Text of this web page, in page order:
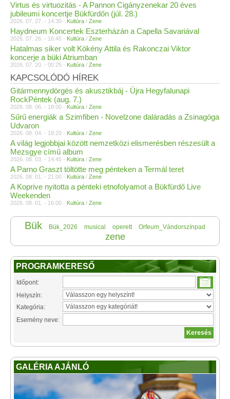
Virtus és virtuozitás - A Pannon Cigányzenekar 20 éves
jubileumi koncertje Bükfürdőn (júl. 28.)
2026. 07. 27. - 14:30 - Kultúra / Zene
Haydneum Koncertek Eszterházán a Capella Savariával
2026. 07. 26. - 16:45 - Kultúra / Zene
Hatalmas siker volt Kökény Attila és Rakonczai Viktor
koncerje a büki Atriumban
2026. 07. 20. - 00:25 - Kultúra / Zene
KAPCSOLÓDÓ HÍREK
Gitármennydörgés és akusztikbáj - Újra Hegyfalunapi
RockPéntek (aug. 7.)
2026. 08. 06. - 18:00 - Kultúra / Zene
Sűrű energiák a Szimfiben - Novelzone daláradás a Zsinagóga
Udvaron
2026. 08. 04. - 18:20 - Kultúra / Zene
A világ legjobbjai között nemzetközi elismerésben részesült a
Mezsgye című album
2026. 08. 03. - 14:45 - Kultúra / Zene
A Parno Graszt töltötte meg pénteken a Termál teret
2026. 08. 01. - 21:00 - Kultúra / Zene
A Koprive nyitotta a pénteki etnofolyamot a Bükfürdő Live
Weekenden
2026. 08. 01. - 16:00 - Kultúra / Zene
Bük Bük_2026 musical operett Orfeum_Vándorszínpad
zene
PROGRAMKERESŐ
Időpont:
Helyszín:
Kategória:
Esemény neve:
GALÉRIA AJÁNLÓ